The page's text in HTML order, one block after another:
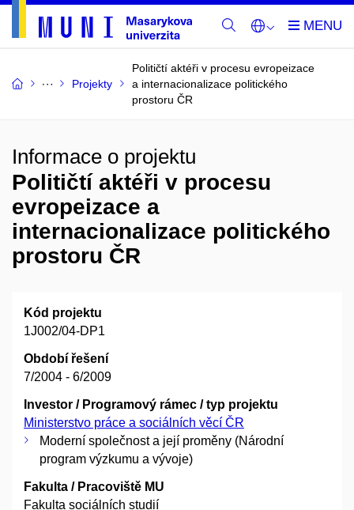
Projekty
Političtí aktéři v procesu evropeizace
a internacionalizace politického
prostoru ČR
Informace o projektu
Političtí aktéři v procesu
evropeizace a
internacionalizace politického
prostoru ČR
Kód projektu
1J002/04-DP1
Období řešení
7/2004 - 6/2009
Investor / Programový rámec / typ projektu
Ministerstvo práce a sociálních věcí ČR
Moderní společnost a její proměny (Národní
program výzkumu a vývoje)
Fakulta / Pracoviště MU
Fakulta sociálních studií